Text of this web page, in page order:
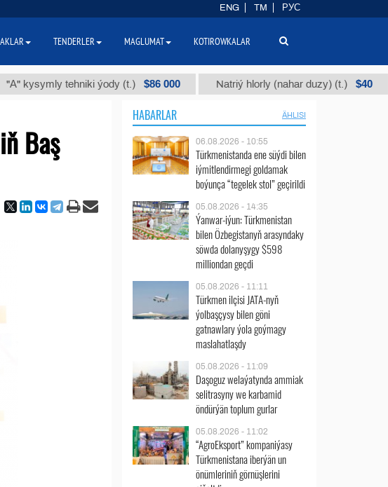
tehniki ýody (t.) $86 000 Natriý hlorly (nahar duzy) (t.) $40
Baş
HABARLAR ÄHLISI
06.08.2026 - 10:55
Türkmenistanda ene süýdi bilen
iýmitlendirmegi goldamak
boýunça “tegelek stol” geçirildi
05.08.2026 - 14:35
Ýanwar-iýun: Türkmenistan
bilen Özbegistanyň arasyndaky
söwda dolanyşygy $598
milliondan geçdi
05.08.2026 - 11:11
Türkmen ilçisi JATA-nyň
ýolbaşçysy bilen göni
gatnawlary ýola goýmagy
maslahatlaşdy
05.08.2026 - 11:09
Daşoguz welaýatynda ammiak
selitrasyny we karbamid
öndürýän toplum gurlar
05.08.2026 - 11:02
“AgroEksport” kompaniýasy
Türkmenistana iberýän un
önümleriniň görnüşlerini
ENG TM РУС
TENDERLER MAGLUMAT KOTIROWKALAR